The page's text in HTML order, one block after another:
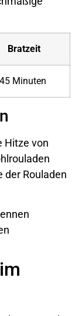
Bratzeit
Minuten
Hitze von
der Rouladen